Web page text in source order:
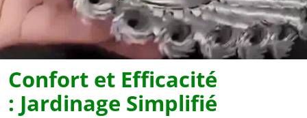
Confort et Efficacité
: Jardinage Simplifié